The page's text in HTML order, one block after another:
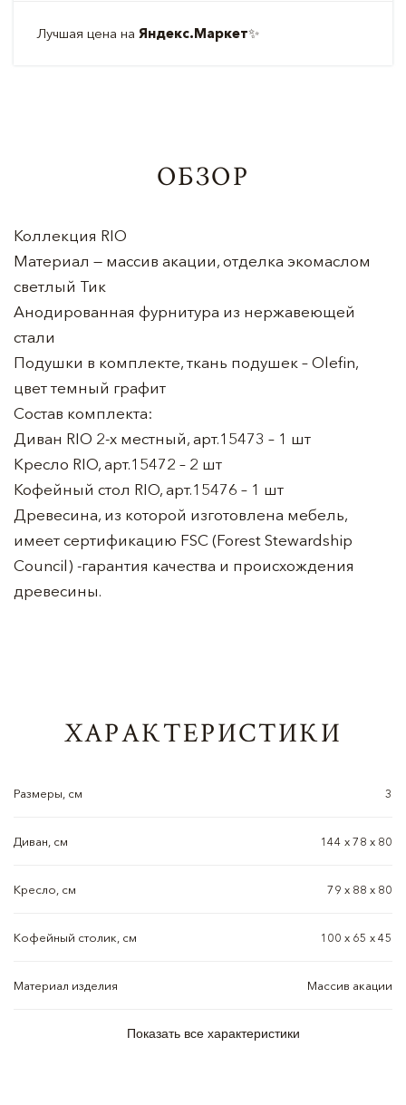
Лучшая цена на Яндекс.Маркет✨
ОБЗОР
Коллекция RIO
Материал — массив акации, отделка экомаслом
светлый Тик
Анодированная фурнитура из нержавеющей
стали
Подушки в комплекте, ткань подушек – Olefin,
цвет темный графит
Состав комплекта:
Диван RIO 2-х местный, арт.15473 – 1 шт
Кресло RIO, арт.15472 – 2 шт
Кофейный стол RIO, арт.15476 – 1 шт
Древесина, из которой изготовлена мебель,
имеет сертификацию FSC (Forest Stewardship
Council) -гарантия качества и происхождения
древесины.
ХАРАКТЕРИСТИКИ
Размеры, см 3
Диван, см 144 x 78 x 80
Кресло, см 79 x 88 х 80
Кофейный столик, см 100 x 65 x 45
Материал изделия Массив акации
Показать все характеристики